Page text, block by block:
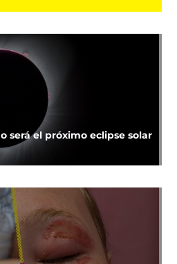
será el próximo eclipse solar